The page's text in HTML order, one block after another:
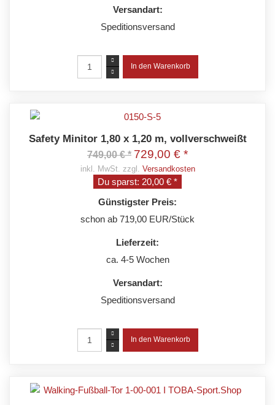
Versandart:
Speditionsversand
Safety Minitor 1,80 x 1,20 m, vollverschweißt
749,00 € * 729,00 € *
inkl. MwSt. zzgl. Versandkosten
Du sparst: 20,00 € *
Günstigster Preis:
schon ab 719,00 EUR/Stück
Lieferzeit:
ca. 4-5 Wochen
Versandart:
Speditionsversand